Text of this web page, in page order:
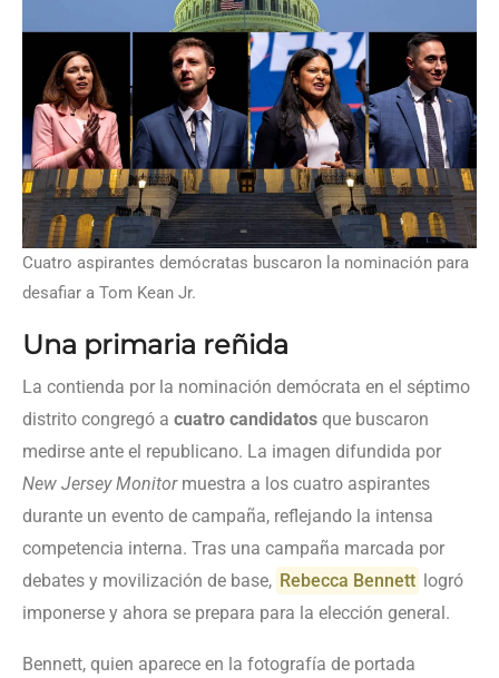
Cuatro aspirantes demócratas buscaron la nominación para
desafiar a Tom Kean Jr.
Una primaria reñida
La contienda por la nominación demócrata en el séptimo
distrito congregó a cuatro candidatos que buscaron
medirse ante el republicano. La imagen difundida por
New Jersey Monitormuestra a los cuatro aspirantes
durante un evento de campaña, reflejando la intensa
competencia interna. Tras una campaña marcada por
debates y movilización de base, Rebecca Bennett logró
imponerse y ahora se prepara para la elección general.
Bennett, quien aparece en la fotografía de portada